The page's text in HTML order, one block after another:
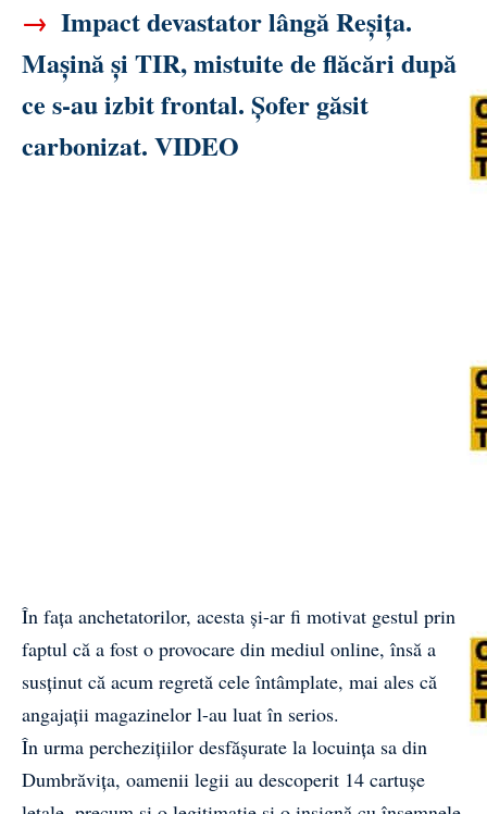
→ Impact devastator lângă Reșița.
Mașină și TIR, mistuite de flăcări după
ce s-au izbit frontal. Șofer găsit
carbonizat. VIDEO
În fața anchetatorilor, acesta și-ar fi motivat gestul prin
faptul că a fost o provocare din mediul online, însă a
susținut că acum regretă cele întâmplate, mai ales că
angajații magazinelor l-au luat în serios.
În urma perchezițiilor desfășurate la locuința sa din
Dumbrăvița, oamenii legii au descoperit 14 cartușe